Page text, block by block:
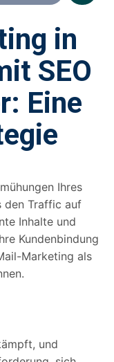
in
SEO
Eine
Ihres
den Traffic auf
Inhalte und
Kundenbindung
Marketing als
und